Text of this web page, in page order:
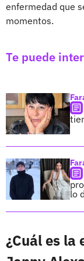
enfermedad que
momentos.
Te puede
lo
¿Cuál es la